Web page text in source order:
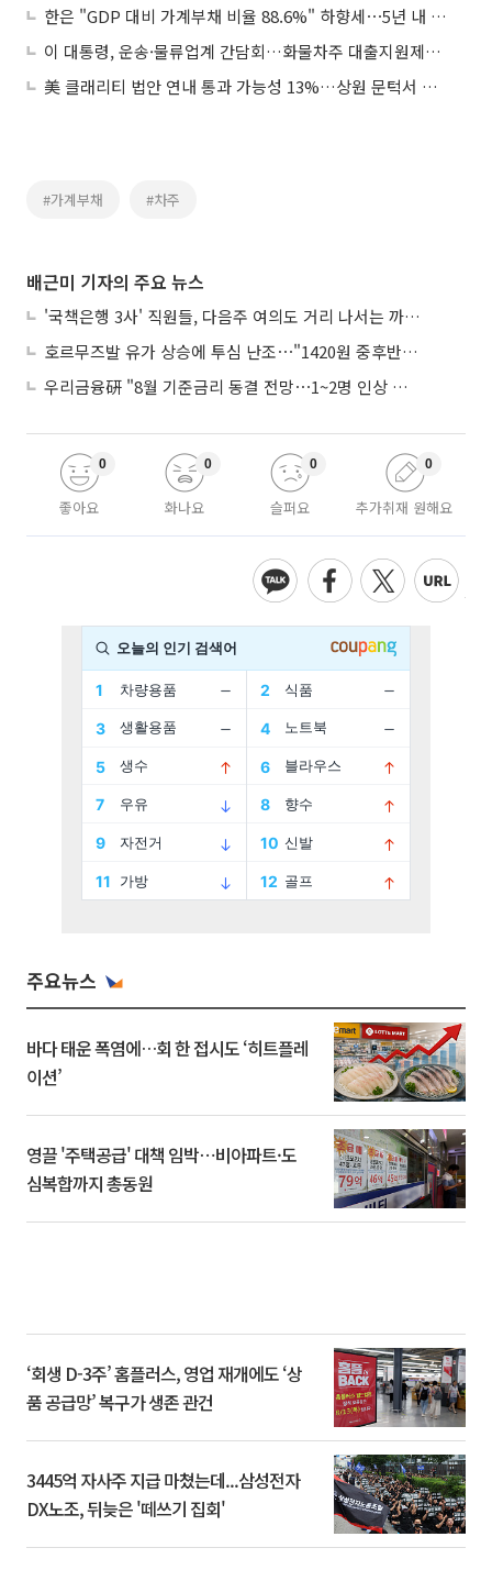
한은 "GDP 대비 가계부채 비율 88.6%" 하향세⋯5년 내 80% 도달할까
이 대통령, 운송·물류업계 간담회…화물차주 대출지원제도 개선 지시
美 클래리티 법안 연내 통과 가능성 13%…상원 문턱서 제동
#가계부채 #차주
배근미 기자의 주요 뉴스
'국책은행 3사' 직원들, 다음주 여의도 거리 나서는 까닭은
호르무즈발 유가 상승에 투심 난조⋯"1420원 중후반 등락"
우리금융硏 "8월 기준금리 동결 전망⋯1~2명 인상 소수의견 낼 것"
좋아요
0
화나요
0
슬퍼요
0
추가취재 원해요
0
주요뉴스
바다 태운 폭염에…회 한 접시도 ‘히트플레
이션’
영끌 '주택공급' 대책 임박⋯비아파트·도
심복합까지 총동원
‘회생 D-3주’ 홈플러스, 영업 재개에도 ‘상
품 공급망’ 복구가 생존 관건
3445억 자사주 지급 마쳤는데...삼성전자
DX노조, 뒤늦은 '떼쓰기 집회'